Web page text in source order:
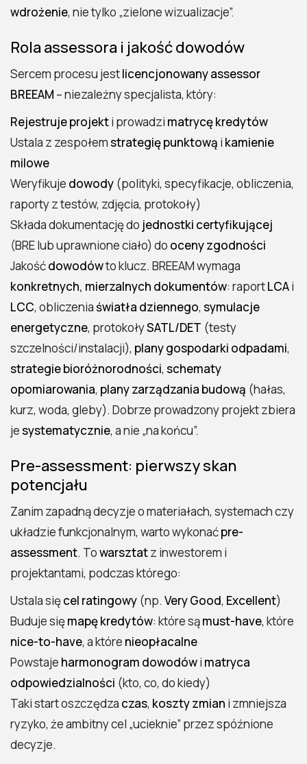
wdrożenie, nie tylko „zielone wizualizacje”.
Rola assessora i jakość dowodów
Sercem procesu jestlicencjonowany assessor
BREEAM – niezależny specjalista, który:
Rejestruje projekti prowadzi matrycę kredytów
Ustala z zespołemstrategię punktową i kamienie
milowe
Weryfikuje dowody (polityki, specyfikacje, obliczenia,
raporty z testów, zdjęcia, protokoły)
Składa dokumentację do jednostki certyfikującej
(BRE lub uprawnione ciało) do oceny zgodności
Jakośćdowodówto klucz. BREEAM wymaga
konkretnych, mierzalnych dokumentów: raportLCAi
LCC, obliczeniaświatła dziennego, symulacje
energetyczne, protokołySATL/DET (testy
szczelności/instalacji), plany gospodarki odpadami,
strategie bioróżnorodności, schematy
opomiarowania, plany zarządzania budową (hałas,
kurz, woda, gleby). Dobrze prowadzony projekt zbiera
jesystematycznie, a nie „na końcu”.
Pre-assessment: pierwszy skan
potencjału
Zanim zapadną decyzje o materiałach, systemach czy
układzie funkcjonalnym, warto wykonaćpre-
assessment. Towarsztatz inwestorem i
projektantami, podczas którego:
Ustala sięcel ratingowy (np. Very Good, Excellent)
Buduje sięmapę kredytów: które sąmust-have, które
nice-to-have, a które nieopłacalne
Powstaje harmonogram dowodówi matryca
odpowiedzialności (kto, co, do kiedy)
Taki start oszczędza czas, koszty zmian i zmniejsza
ryzyko, że ambitny cel „ucieknie” przez spóźnione
decyzje.